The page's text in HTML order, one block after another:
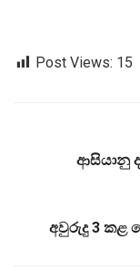
Post Views: 15
ආසියානු
අවුරුදු 3 කළ